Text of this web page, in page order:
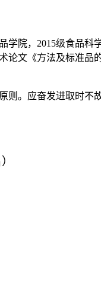
学院， 2015级食品科
论文《方法及标准
则。应奋发进取时不